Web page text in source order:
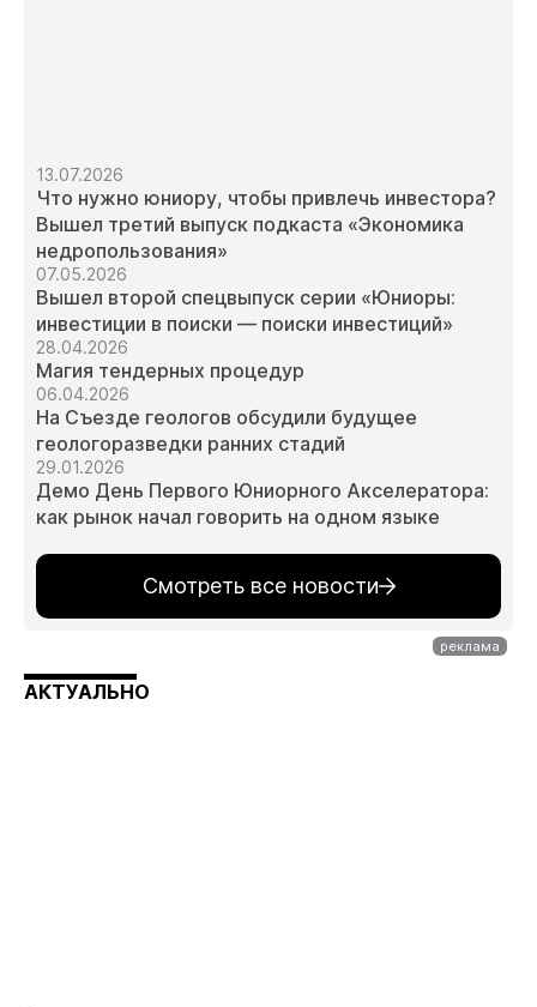
13.07.2026
Что нужно юниору, чтобы привлечь инвестора?
Вышел третий выпуск подкаста «Экономика
недропользования»
07.05.2026
Вышел второй спецвыпуск серии «Юниоры:
инвестиции в поиски — поиски инвестиций»
28.04.2026
Магия тендерных процедур
06.04.2026
На Съезде геологов обсудили будущее
геологоразведки ранних стадий
29.01.2026
Демо День Первого Юниорного Акселератора:
как рынок начал говорить на одном языке
Смотреть все новости
АКТУАЛЬНО